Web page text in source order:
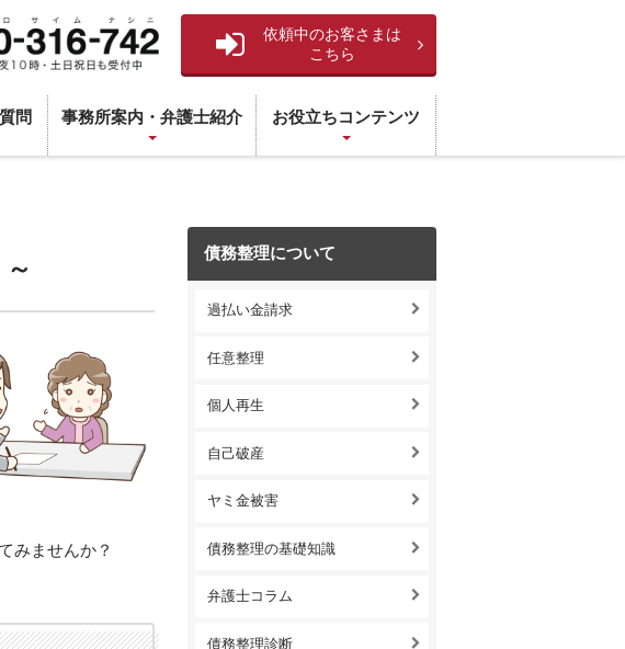
依頼中のお客さまは
こちら
問 事務所案内・弁護士紹介 お役立ちコンテンツ
みませんか？
債務整理について
過払い金請求
任意整理
個人再生
自己破産
ヤミ金被害
債務整理の基礎知識
弁護士コラム
債務整理診断